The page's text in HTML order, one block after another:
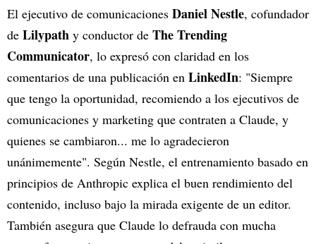
El ejecutivo de comunicaciones Daniel Nestle, cofundador
de Lilypath y conductor de The Trending
Communicator, lo expresó con claridad en los
comentarios de una publicación en LinkedIn: "Siempre
que tengo la oportunidad, recomiendo a los ejecutivos de
comunicaciones y marketing que contraten a Claude, y
quienes se cambiaron... me lo agradecieron
unánimemente". Según Nestle, el entrenamiento basado en
principios de Anthropic explica el buen rendimiento del
contenido, incluso bajo la mirada exigente de un editor.
También asegura que Claude lo defrauda con mucha